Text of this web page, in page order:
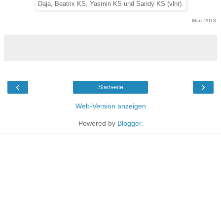
Daja, Beatrix KS, Yasmin KS und Sandy KS (vlnr).
März 2013
‹ ›
Startseite
Web-Version anzeigen
Powered by Blogger.